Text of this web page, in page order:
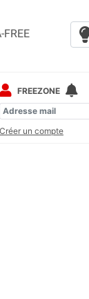
FREE
FREEZONE
Créer un compte